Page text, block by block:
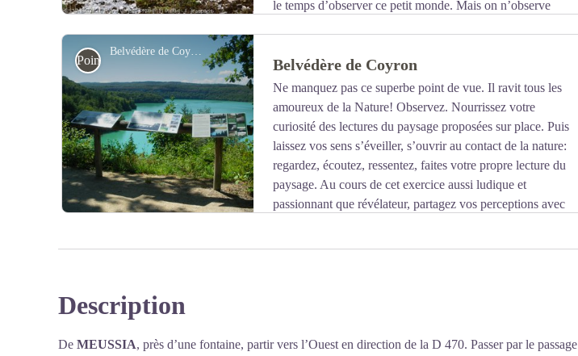
Voir l'image en plein écran
le temps d’observer ce petit monde. Mais on n’observe
pelouses sèches sont en effet en régression à cause de l’embroussaillement, dû à l’abandon de
ces terres plus difficiles à exploiter.
Belvédère de Coyron
Voir l'image en plein écran
Point de vue Belvédère de Coyron
Ne manquez pas ce superbe point de vue. Il ravit tous les
amoureux de la Nature! Observez. Nourrissez votre
curiosité des lectures du paysage proposées sur place. Puis
laissez vos sens s’éveiller, s’ouvrir au contact de la nature:
regardez, écoutez, ressentez, faites votre propre lecture du
paysage. Au cours de cet exercice aussi ludique et
passionnant que révélateur, partagez vos perceptions avec
Description
De MEUSSIA, près d’une fontaine, partir vers l’Ouest en direction de la D 470. Passer par le passage